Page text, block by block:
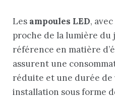
Les ampoules LED,
proche de la lumière du
référence en matière
assurent une
réduite et une durée
installation sous forme